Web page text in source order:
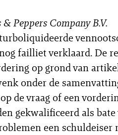
Peppers Company B.V.
failliet verklaard. De
op grond van
onder de
de vraag of een
gekwalificeerd als bate
een schuldeiser